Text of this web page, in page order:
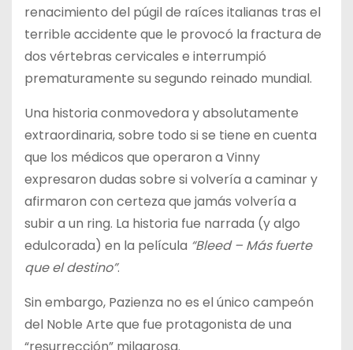
renacimiento del púgil de raíces italianas tras el
terrible accidente que le provocó la fractura de
dos vértebras cervicales e interrumpió
prematuramente su segundo reinado mundial.
Una historia conmovedora y absolutamente
extraordinaria, sobre todo si se tiene en cuenta
que los médicos que operaron a Vinny
expresaron dudas sobre si volvería a caminar y
afirmaron con certeza que jamás volvería a
subir a un ring. La historia fue narrada (y algo
edulcorada) en la película “Bleed – Más fuerte
que el destino”.
Sin embargo, Pazienza no es el único campeón
del Noble Arte que fue protagonista de una
“resurrección” milagrosa.